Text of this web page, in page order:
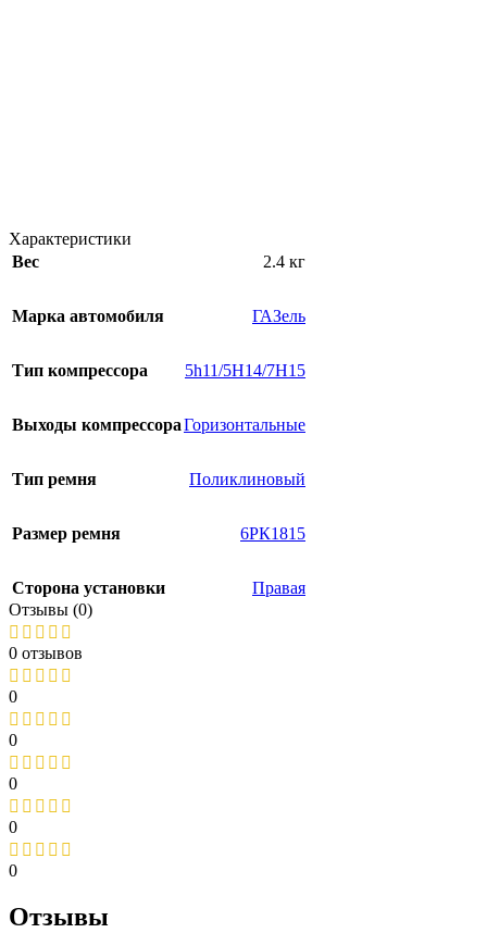
Характеристики
Вес
2.4 кг
Марка автомобиля ГАЗель
Тип компрессора 5h11/5H14/7H15
Выходы компрессораГоризонтальные
Тип ремня Поликлиновый
Размер ремня 6РК1815
Сторона установки
Правая
Отзывы (0)
0 отзывов
0
0
0
0
0
Отзывы